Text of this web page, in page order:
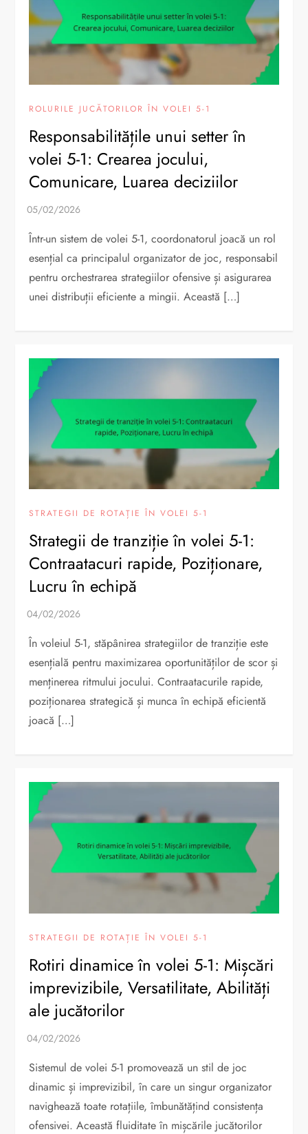
ROLURILE JUCĂTORILOR ÎN VOLEI 5-1
Responsabilitățile unui setter în
volei 5-1: Crearea jocului,
Comunicare, Luarea deciziilor
Într-un sistem de volei 5-1, coordonatorul joacă un rol
esențial ca principalul organizator de joc, responsabil
pentru orchestrarea strategiilor ofensive și asigurarea
unei distribuții eficiente a mingii. Această […]
STRATEGII DE ROTAȚIE ÎN VOLEI 5-1
Strategii de tranziție în volei 5-1:
Contraatacuri rapide, Poziționare,
Lucru în echipă
În voleiul 5-1, stăpânirea strategiilor de tranziție este
esențială pentru maximizarea oportunităților de scor și
menținerea ritmului jocului. Contraatacurile rapide,
poziționarea strategică și munca în echipă eficientă
joacă […]
STRATEGII DE ROTAȚIE ÎN VOLEI 5-1
Rotiri dinamice în volei 5-1: Mișcări
imprevizibile, Versatilitate, Abilități
ale jucătorilor
Sistemul de volei 5-1 promovează un stil de joc
dinamic și imprevizibil, în care un singur organizator
navighează toate rotațiile, îmbunătățind consistența
ofensivei. Această fluiditate în mișcările jucătorilor